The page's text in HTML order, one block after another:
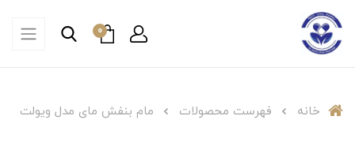
0
خانه فهرست محصولات مام بنفش مای مدل ویولت